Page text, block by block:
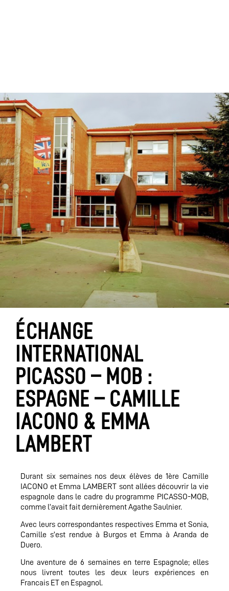
ÉCHANGE
INTERNATIONAL
PICASSO – MOB :
ESPAGNE – CAMILLE
IACONO & EMMA
LAMBERT
Durant six semaines nos deux élèves de 1ère Camille
IACONO et Emma LAMBERT sont allées découvrir la vie
espagnole dans le cadre du programme PICASSO-MOB,
comme l’avait fait dernièrement Agathe Saulnier.
Avec leurs correspondantes respectives Emma et Sonia,
Camille s’est rendue à Burgos et Emma à Aranda de
Duero.
Une aventure de 6 semaines en terre Espagnole; elles
nous livrent toutes les deux leurs expériences en
Francais ET en Espagnol.